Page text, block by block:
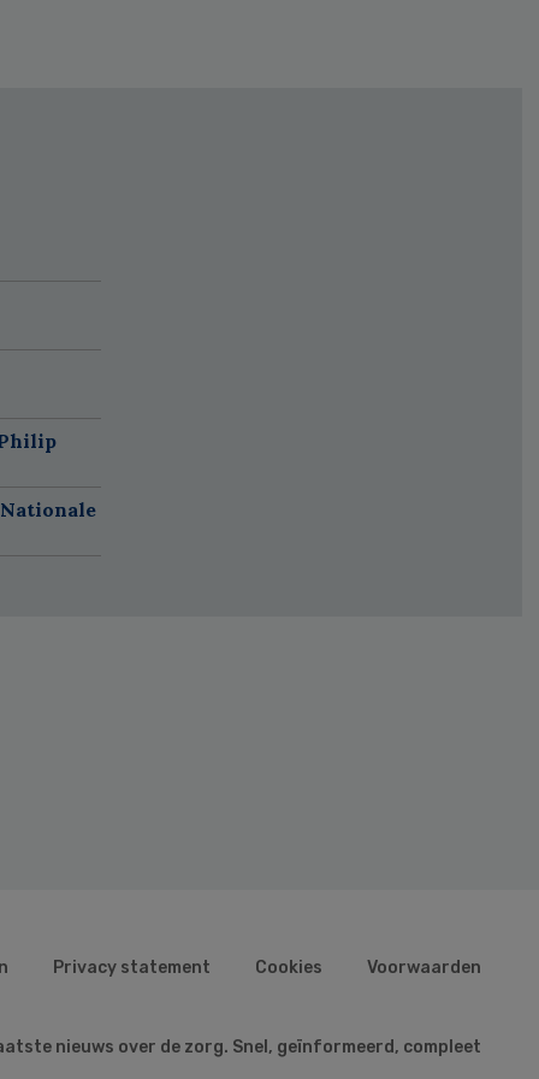
Privacy statement Cookies Voorwaarden
nieuws over de zorg. Snel, geïnformeerd, compleet